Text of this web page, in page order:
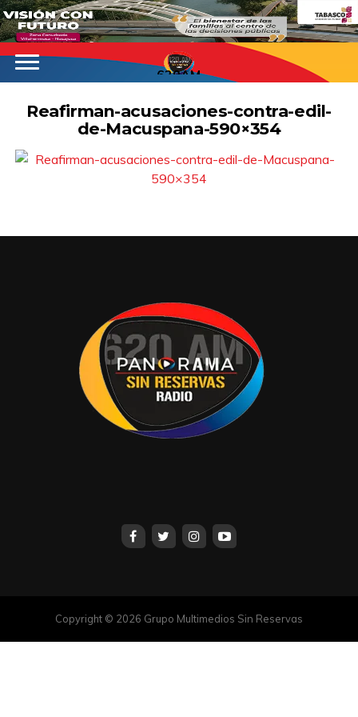
620AM
Reafirman-acusaciones-contra-edil-
de-Macuspana-590×354
Copyright © 2026 Grupo Multimedios Sin Reservas